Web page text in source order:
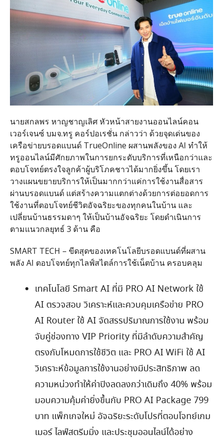
นายสกลพร หาญชาญเลิศ หัวหน้าสายงานออนไลน์คอน
เวอร์เจนซ์ บมจ.ทรู คอร์ปอเรชั่น กล่าวว่า ด้วยจุดเด่นของ
เครือข่ายบรอดแบนด์ TrueOnline ผสานพลังของ AI ทำให้
ทรูออนไลน์มีศักยภาพในการยกระดับบริการที่เหนือกว่าและ
ตอบโจทย์ตรงใจลูกค้าผู้บริโภคชาวได้มากยิ่งขึ้น โดยเรา
วางแผนขยายบริการให้เป็นมากกว่าแค่การใช้งานสื่อสาร
ผ่านบรอดแบนด์ แต่สร้างความแตกต่างด้วยการต่อยอดการ
ใช้งานที่ตอบโจทย์ชีวิตอัจฉริยะของทุกคนในบ้าน และ
เปลี่ยนบ้านธรรมดาๆ ให้เป็นบ้านอัจฉริยะ โดยดำเนินการ
ตามแนวกลยุทธ์ 3 ด้าน คือ
SMART TECH – ขีดสุดของเทคโนโลยีบรอดแบนด์ที่ผสาน
พลัง AI ตอบโจทย์ทุกไลฟ์สไตล์การใช้เน็ตบ้าน ครอบคลุม
เทคโนโลยี Smart AI ที่มี PRO AI Networkใช้
AI ตรวจสอบ วิเคราะห์และควบคุมเครือข่าย PRO
AI Routerใช้ AIจัดสรรปริมาณการใช้งาน พร้อม
จับคู่ช่องทาง VIP Priority ที่มีลำดับความสำคัญ
ตรงกับโหมดการใช้ชีวิต และPRO AI WiFi ใช้ AI
วิเคราะห์ข้อมูลการใช้งานอย่างมีประสิทธิภาพ ลด
ความหน่วงทำให้ค่าปิงลดลงกว่าเดิมถึง 40% พร้อม
มอบความคุ้มค่ายิ่งขึ้นกับ PRO AI Package 799
บาท แพ็กเกจใหม่ อัจฉริยะระดับโปรที่ตอบโจทย์เกม
เมอร์ ไลฟ์สตรีมมิ่ง และประชุมออนไลน์ได้อย่าง